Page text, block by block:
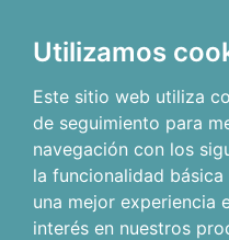
Utilizamos
Este sitio web utiliza
de seguimiento para
navegación con los
la funcionalidad
una mejor experiencia
interés en nuestros